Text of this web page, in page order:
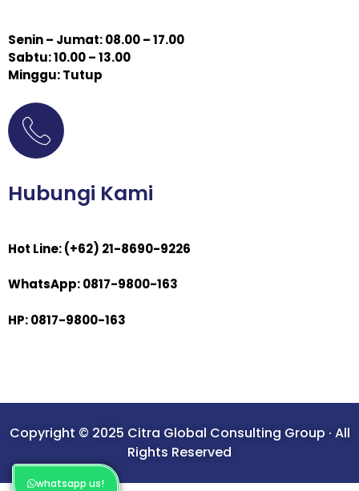
whatsapp us!
Senin – Jumat: 08.00 – 17.00
Sabtu: 10.00 – 13.00
Minggu: Tutup
Hubungi Kami
Hot Line: (+62) 21-8690-9226
WhatsApp: 0817-9800-163
HP: 0817-9800-163
Copyright © 2025 Citra Global Consulting Group · All
Rights Reserved